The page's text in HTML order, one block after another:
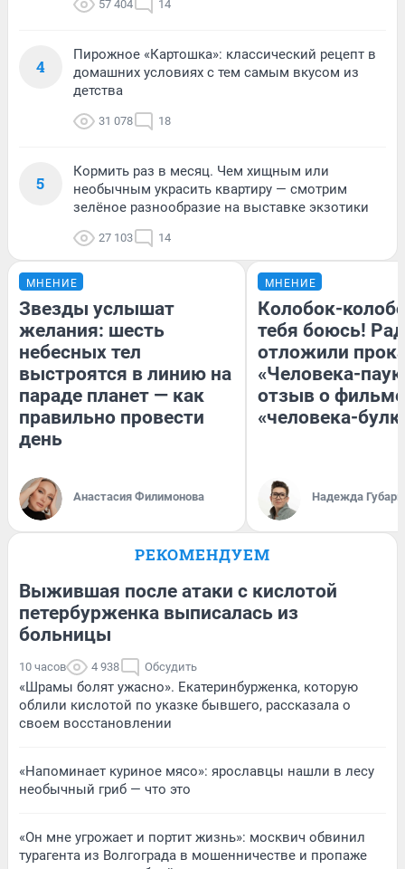
57 404 14
4
Пирожное «Картошка»: классический рецепт в
домашних условиях с тем самым вкусом из
детства
31 078 18
5
Кормить раз в месяц. Чем хищным или
необычным украсить квартиру — смотрим
зелёное разнообразие на выставке экзотики
27 103 14
МНЕНИЕ
Звезды услышат
желания: шесть
небесных тел
выстроятся в линию на
параде планет — как
правильно провести
день
Анастасия Филимонова
МНЕНИЕ
Колобок-
тебя боюсь!
отложили
«Человека-
отзыв о
«человека-
Надежда Губарь
РЕКОМЕНДУЕМ
Выжившая после атаки с кислотой
петербурженка выписалась из
больницы
10 часов 4 938 Обсудить
«Шрамы болят ужасно». Екатеринбурженка, которую
облили кислотой по указке бывшего, рассказала о
своем восстановлении
«Напоминает куриное мясо»: ярославцы нашли в лесу
необычный гриб — что это
«Он мне угрожает и портит жизнь»: москвич обвинил
турагента из Волгограда в мошенничестве и пропаже